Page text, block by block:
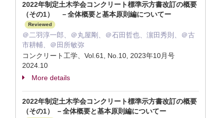
2022年制定土木学会コンクリート標準示方書改訂の概要
（その1） －全体概要と基本原則編についてー
Reviewed
＠二羽淳一郎、＠丸屋剛、＠石田哲也、濵田秀則、＠古
市耕輔、＠田所敏弥
コンクリート工学、Vol.61, No.10, 2023年10月号
2024.10
More details
2022年制定土木学会コンクリート標準示方書改訂の概要
（その1） －全体概要と基本原則編についてー